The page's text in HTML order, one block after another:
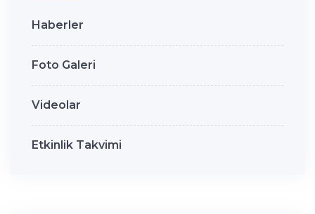
Haberler
Foto Galeri
Videolar
Etkinlik Takvimi